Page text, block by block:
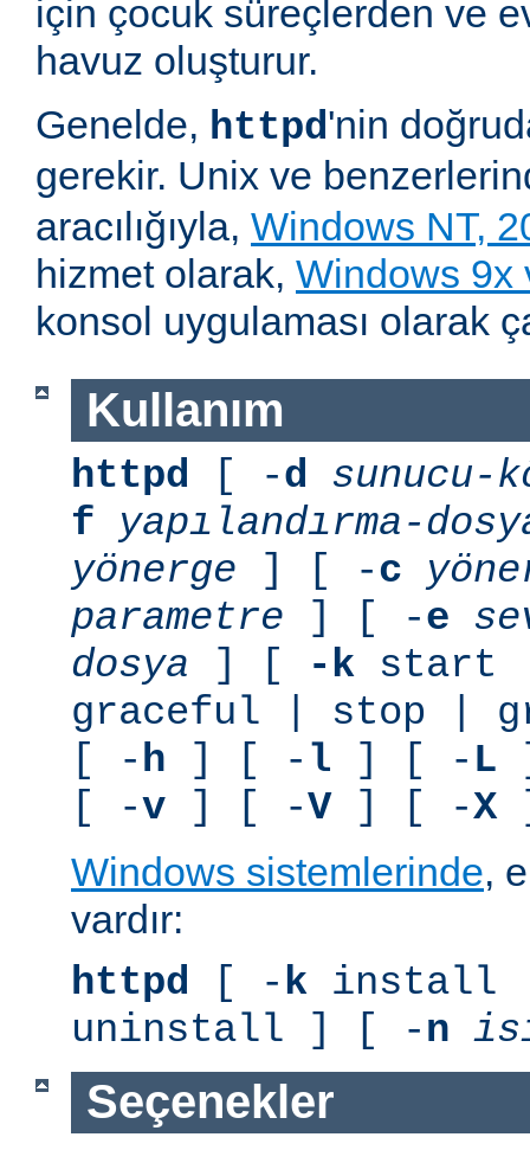
için çocuk süreçlerden ve
havuz oluşturur.
Genelde, httpd'nin
gerekir. Unix ve
aracılığıyla, Windows NT,
hizmet olarak, Windows 9x
konsol uygulaması olarak
Kullanım
httpd [ -d
f
yapılandırma-
yönerge ] [ -c
parametre ] [ -e
dosya ] [ -k start
graceful | stop |
[ -h ] [ - l ] [ - L
[ -v ] [ -V] [ -X
Windows sistemlerinde,
vardır:
httpd [ -k install
uninstall ] [ -n
Seçenekler